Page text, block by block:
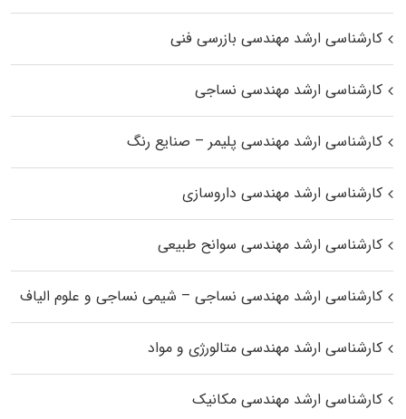
کارشناسی ارشد مهندسی بازرسی فنی
کارشناسی ارشد مهندسی نساجی
کارشناسی ارشد مهندسی پلیمر – صنایع رنگ
کارشناسی ارشد مهندسی داروسازی
کارشناسی ارشد مهندسی سوانح طبیعی
کارشناسی ارشد مهندسی نساجی – شیمی نساجی و علوم الیاف
کارشناسی ارشد مهندسی متالورژی و مواد
کارشناسی ارشد مهندسی مکانیک